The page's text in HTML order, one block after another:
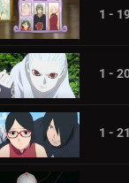
1 -
1 -
1 - 21